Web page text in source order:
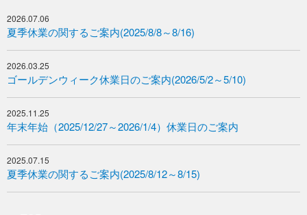
2026.07.06
夏季休業の関するご案内(2025/8/8～8/16)
2026.03.25
ゴールデンウィーク休業日のご案内(2026/5/2～5/10)
2025.11.25
年末年始（2025/12/27～2026/1/4）休業日のご案内
2025.07.15
夏季休業の関するご案内(2025/8/12～8/15)